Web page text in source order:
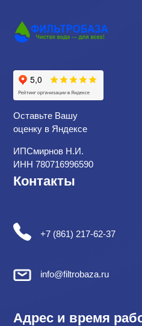
Оставьте Вашу
оценку в Яндексе
ИПСмирнов Н.И.
ИНН 780716996590
Контакты
+7 (861) 217-62-37
info@filtrobaza.ru
Адрес и время